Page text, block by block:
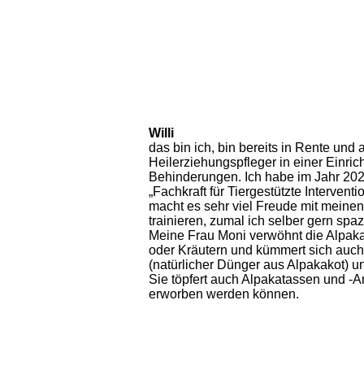
Willi
das bin ich, bin bereits in Rente und
Heilerziehungspfleger in einer
Behinderungen. Ich habe im Jahr
„Fachkraft für Tiergestützte
macht es sehr viel Freude mit
trainieren, zumal ich selber gern
Meine Frau Moni verwöhnt die
oder Kräutern und kümmert sich
(natürlicher Dünger aus Alpakakot)
Sie töpfert auch Alpakatassen und -
erworben werden können.